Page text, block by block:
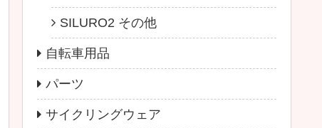
SILURO2 その他
自転車用品
パーツ
サイクリングウェア